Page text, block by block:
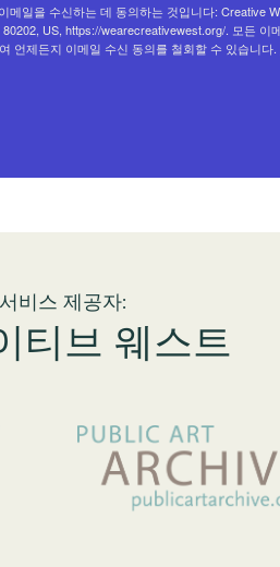
메일을 수신하는 데 동의하는 것입니다: Creative
US, https://wearecreativewest.org/. 모든 이
언제든지 이메일 수신 동의를 철회할 수 있습니다.
비스 제공자:
티브 웨스트